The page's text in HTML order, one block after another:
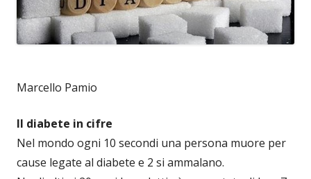
Marcello Pamio
Il diabete in cifre
Nel mondo ogni 10 secondi una persona muore per
cause legate al diabete e 2 si ammalano.